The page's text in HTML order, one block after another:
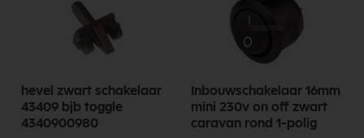
hevel zwart schakelaar
43409 bjb toggle
4340900980
Inbouwschakelaar 16mm
mini 230v on off zwart
caravan rond 1-polig